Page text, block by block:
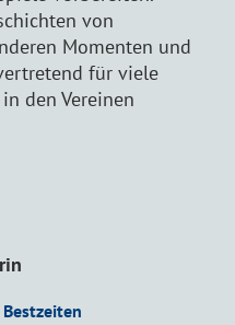
von
Momenten und
für viele
den Vereinen